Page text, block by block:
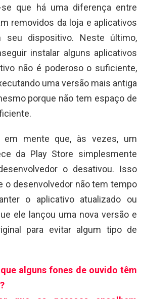
se que há uma diferença entre
removidos da loja e aplicativos
seu dispositivo. Neste último,
instalar alguns aplicativos
não é poderoso o suficiente,
uma versão mais antiga
porque não tem espaço de
em mente que, às vezes, um
da Play Store simplesmente
o desativou. Isso
o desenvolvedor não tem tempo
o aplicativo atualizado ou
ele lançou uma nova versão e
para evitar algum tipo de
alguns fones de ouvido têm